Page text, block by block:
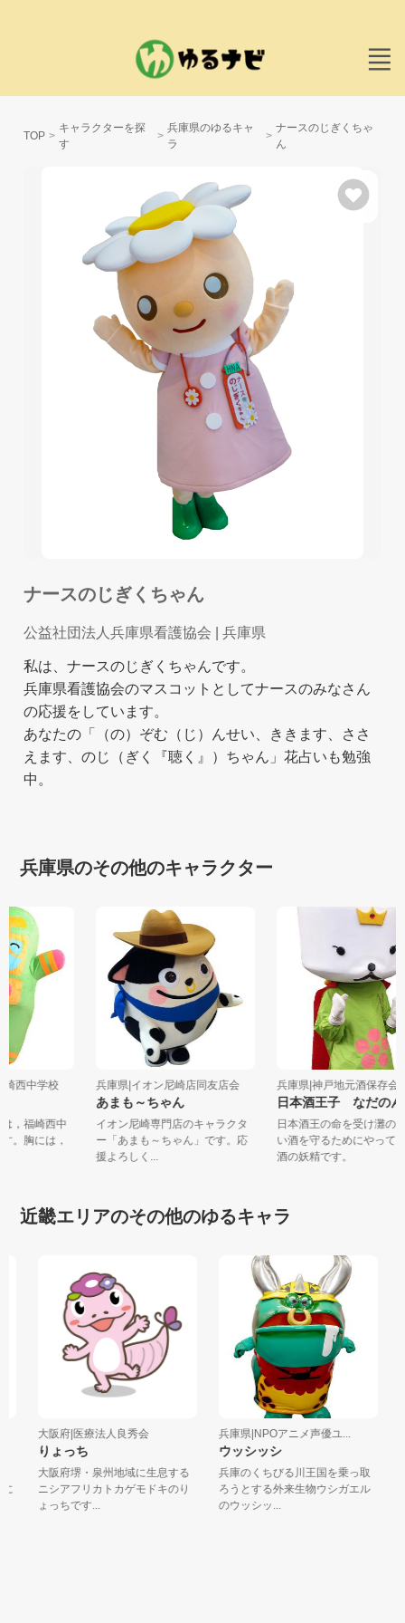
TOP
キャラクターを探
す
兵庫県のゆるキャ
ラ
ナースのじぎくちゃ
ん
ナースのじぎくちゃん
公益社団法人兵庫県看護協会 | 兵庫県
私は、ナースのじぎくちゃんです。
兵庫県看護協会のマスコットとしてナースのみなさん
の応援をしています。
あなたの「（の）ぞむ（じ）んせい、ききます、ささ
えます、のじ（ぎく『聴く』）ちゃん」花占いも勉強
中。
兵庫県のその他のキャラクター
崎西中学校
は，福崎西中
す。胸には，
兵庫県|イオン尼崎店同友店会
あまも～ちゃん
イオン尼崎専門店のキャラクタ
ー「あまも～ちゃん」です。応
援よろしく...
兵庫県|神戸地元酒保存
日本酒王子 なだの
日本酒王の命を受け灘
い酒を守るためにやっ
酒の妖精です。
近畿エリアのその他のゆるキャラ
大阪府|医療法人良秀会
りょっち
大阪府堺・泉州地域に生息する
ニシアフリカトカゲモドキのり
ょっちです...
兵庫県|NPOアニメ声優ユ...
ウッシッシ
兵庫のくちびる川王国を乗っ取
ろうとする外来生物ウシガエル
のウッシッ...